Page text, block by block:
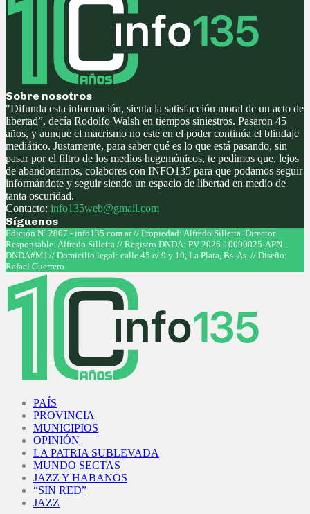
Sobre nosotros
"Difunda esta información, sienta la satisfacción moral de un acto de
libertad”, decía Rodolfo Walsh en tiempos siniestros. Pasaron 45
años, y aunque el macrismo no este en el poder continúa el blindaje
mediático. Justamente, para saber qué es lo que está pasando, sin
pasar por el filtro de los medios hegemónicos, te pedimos que, lejos
de abandonarnos, colabores con INFO135 para que podamos seguir
informándote y seguir siendo un espacio de libertad en medio de
tanta oscuridad.
Contacto: info135web@gmail.com
Síguenos
Facebook
Twitter
Instagram
Youtube
Edición Nº 2807 - info135.com.ar // Propiedad: Alfredo Silletta. Director
Responsable: Alfredo Silletta // Registro DNDA: PV-2026-10090025-APN-
DNDA#MJ // Domicilio legal: calle 45 e/ 9 y 10, La Plata, Bs. As. // Diseño:
Rafael Guerrero
PAÍS
PROVINCIA
MUNICIPIOS
OPINIÓN
LA PATRIA SUBLEVADA
MUNDO SECTAS
JAZZ Y HABANOS
“SIN RED”
JAZZ